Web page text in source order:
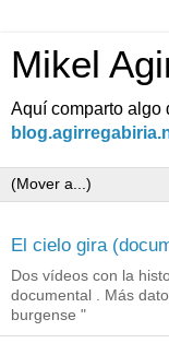
Mikel
Aquí comparto algo
El cielo gira
Dos vídeos con la
documental . Más
burgense "